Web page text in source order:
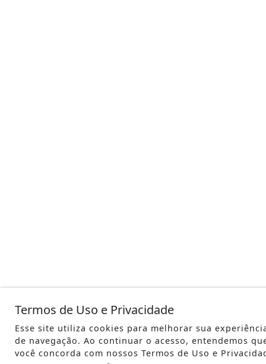
Termos de Uso e Privacidade
Esse site utiliza cookies para melhorar sua
de navegação. Ao continuar o acesso, entendemos
você concorda com nossos Termos de Uso e